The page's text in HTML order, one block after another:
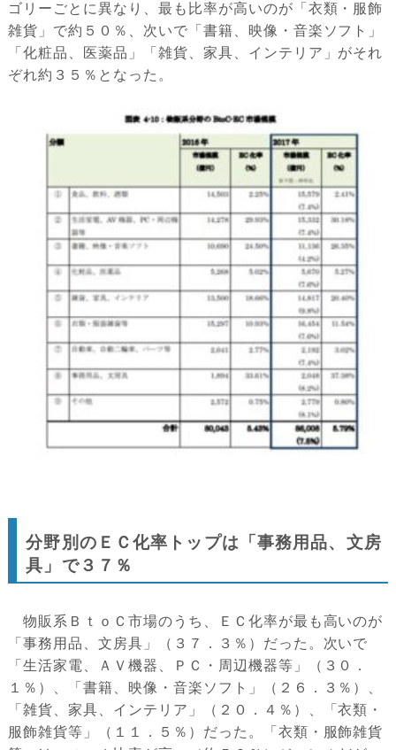
ゴリーごとに異なり、最も比率が高いのが「衣類・服飾
雑貨」で約５０％、次いで「書籍、映像・音楽ソフト」
「化粧品、医薬品」「雑貨、家具、インテリア」がそれ
ぞれ約３５％となった。
分野別のＥＣ化率トップは「事務用品、文房
具」で３７％
物販系ＢｔｏＣ市場のうち、ＥＣ化率が最も高いのが
「事務用品、文房具」（３７．３％）だった。次いで
「生活家電、ＡＶ機器、ＰＣ・周辺機器等」（３０．
１％）、「書籍、映像・音楽ソフト」（２６．３％）、
「雑貨、家具、インテリア」（２０．４％）、「衣類・
服飾雑貨等」（１１．５％）だった。「衣類・服飾雑貨